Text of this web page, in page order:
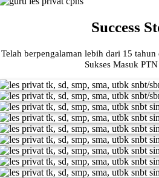
Success
Telah berpengalaman lebih dari 15
Sukses Masuk